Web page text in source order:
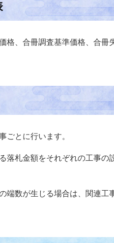
格、合冊調査基準価格、合冊
ごとに行います。
落札金額をそれぞれの工事の
端数が生じる場合は、関連工